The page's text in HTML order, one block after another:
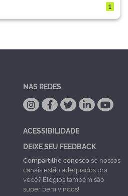
1
NAS REDES
ACESSIBILIDADE
DEIXE SEU FEEDBACK
Compartilhe conoscose nossos
canais estão adequados pra
você? Elogios também são
super bem vindos!